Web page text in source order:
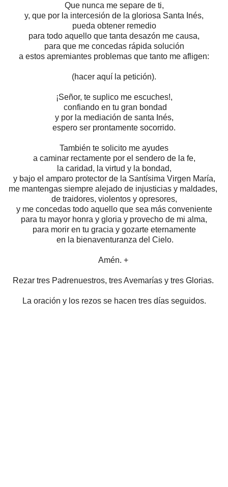
Que nunca me separe de ti,
y, que por la intercesión de la gloriosa Santa Inés,
pueda obtener remedio
para todo aquello que tanta desazón me causa,
para que me concedas rápida solución
a estos apremiantes problemas que tanto me afligen:
(hacer aquí la petición).
¡Señor, te suplico me escuches!,
confiando en tu gran bondad
y por la mediación de santa Inés,
espero ser prontamente socorrido.
También te solicito me ayudes
a caminar rectamente por el sendero de la fe,
la caridad, la virtud y la bondad,
y bajo el amparo protectorde la Santísima Virgen María,
me mantengas siempre alejado de injusticias y maldades,
de traidores, violentos y opresores,
y me concedas todo aquello que sea más conveniente
para tu mayor honra y gloria y provecho de mi alma,
para morir en tu gracia y gozarte eternamente
en la bienaventuranza del Cielo.
Amén. +
Rezar tres Padrenuestros, tres Avemarías y tres Glorias.
La oración y los rezos se hacen tres días seguidos.